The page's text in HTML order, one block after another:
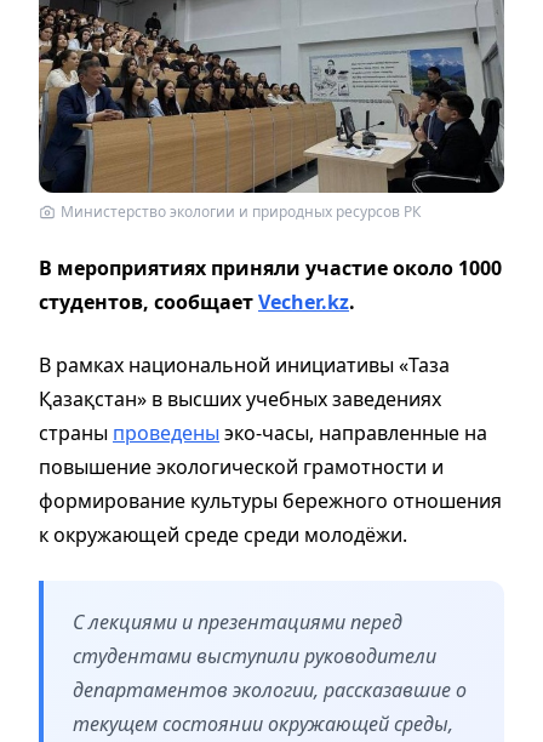
Министерство экологии и природных ресурсов РК
В мероприятиях приняли участие около 1000
студентов, сообщаетVecher.kz.
В рамках национальной инициативы «Таза
Қазақстан» в высших учебных заведениях
страны проведены эко-часы, направленные на
повышение экологической грамотности и
формирование культуры бережного отношения
к окружающей среде среди молодёжи.
С лекциями и презентациями перед
студентами выступили руководители
департаментов экологии, рассказавшие о
текущем состоянии окружающей среды,